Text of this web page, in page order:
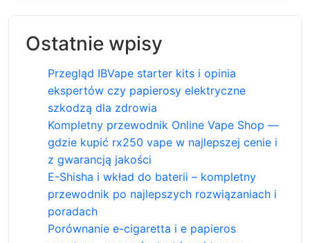
Ostatnie wpisy
Przegląd IBVape starter kits i opinia
ekspertów czy papierosy elektryczne
szkodzą dla zdrowia
Kompletny przewodnik Online Vape Shop —
gdzie kupić rx250 vape w najlepszej cenie i
z gwarancją jakości
E-Shisha i wkład do baterii – kompletny
przewodnik po najlepszych rozwiązaniach i
poradach
Porównanie e-cigaretta i e papieros